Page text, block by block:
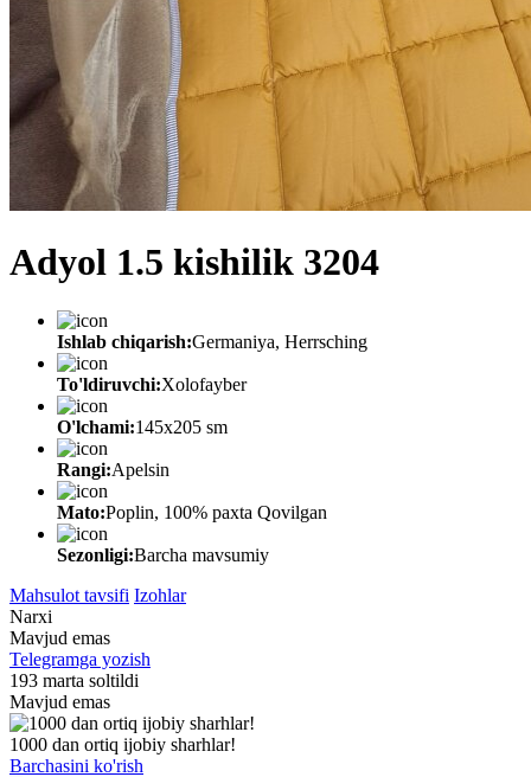
Adyol 1.5 kishilik 3204
Ishlab chiqarish:Germaniya, Herrsching
To'ldiruvchi:Xolofayber
O'lchami:145х205 sm
Rangi:Apelsin
Mato:Poplin, 100% paxta Qovilgan
Sezonligi:Barcha mavsumiy
Mahsulot tavsifi Izohlar
Narxi
Mavjud emas
Telegramga yozish
193 marta soltildi
Mavjud emas
1000 dan ortiq ijobiy sharhlar!
Barchasini ko'rish